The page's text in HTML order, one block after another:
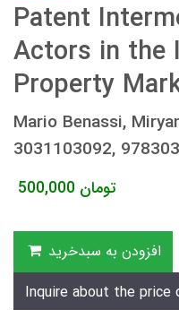
Patent
Actors in the
Property
Mario Benassi,
3031103092,
500,000 تومان
افزودن به سبدخرید
Inquire about the